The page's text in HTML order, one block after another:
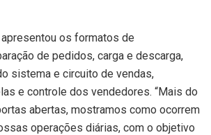
apresentou os formatos de
de pedidos, carga e descarga,
sistema e circuito de vendas,
e controle dos vendedores. “Mais do
abertas, mostramos como ocorrem
operações diárias, com o objetivo